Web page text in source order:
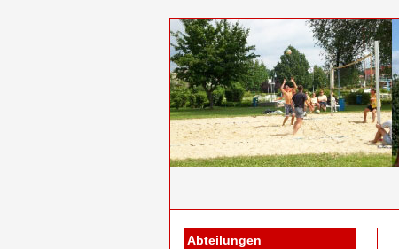
Abteilungen